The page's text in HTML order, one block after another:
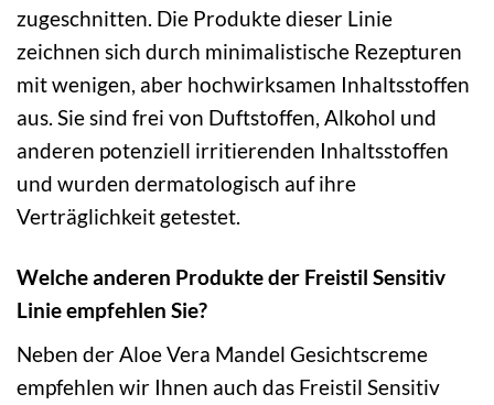
zugeschnitten. Die Produkte dieser Linie
zeichnen sich durch minimalistische Rezepturen
mit wenigen, aber hochwirksamen Inhaltsstoffen
aus. Sie sind frei von Duftstoffen, Alkohol und
anderen potenziell irritierenden Inhaltsstoffen
und wurden dermatologisch auf ihre
Verträglichkeit getestet.
Welche anderen Produkte der Freistil Sensitiv
Linie empfehlen Sie?
Neben der Aloe Vera Mandel Gesichtscreme
empfehlen wir Ihnen auch das Freistil Sensitiv